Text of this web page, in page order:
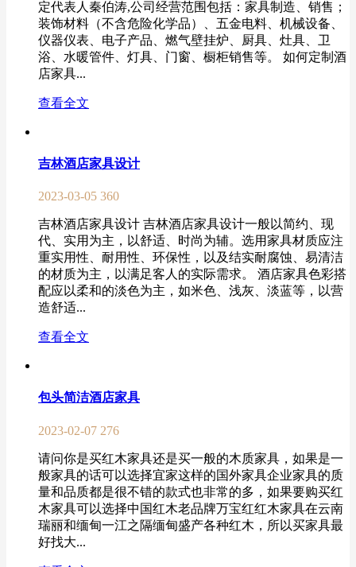
定代表人秦伯涛,公司经营范围包括：家具制造、销售；
装饰材料（不含危险化学品）、五金电料、机械设备、
仪器仪表、电子产品、燃气壁挂炉、厨具、灶具、卫
浴、水暖管件、灯具、门窗、橱柜销售等。 如何定制酒
店家具...
查看全文
吉林酒店家具设计
2023-03-05 360
吉林酒店家具设计 吉林酒店家具设计一般以简约、现
代、实用为主，以舒适、时尚为辅。选用家具材质应注
重实用性、耐用性、环保性，以及结实耐腐蚀、易清洁
的材质为主，以满足客人的实际需求。 酒店家具色彩搭
配应以柔和的淡色为主，如米色、浅灰、淡蓝等，以营
造舒适...
查看全文
包头简洁酒店家具
2023-02-07 276
请问你是买红木家具还是买一般的木质家具，如果是一
般家具的话可以选择宜家这样的国外家具企业家具的质
量和品质都是很不错的款式也非常的多，如果要购买红
木家具可以选择中国红木老品牌万宝红红木家具在云南
瑞丽和缅甸一江之隔缅甸盛产各种红木，所以买家具最
好找大...